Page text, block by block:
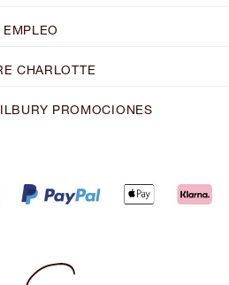
EMPLEO
CHARLOTTE
PROMOCIONES